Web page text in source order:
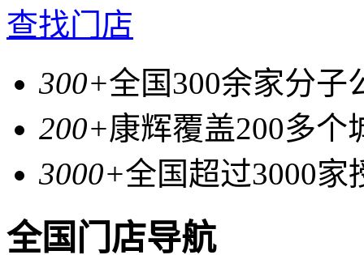
查找门店
300+全国300余家分子
200+康辉覆盖200多个
3000+全国超过3000家
全国门店导航